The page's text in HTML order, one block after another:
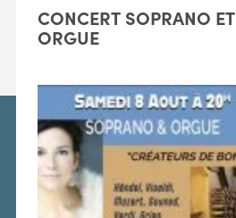
CONCERT SOPRANO ET
ORGUE